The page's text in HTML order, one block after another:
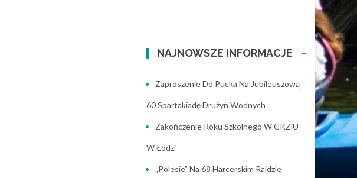
NAJNOWSZE INFORMACJE
Zaproszenie Do Pucka Na Jubileuszową
60 Spartakiadę Drużyn Wodnych
Zakończenie Roku Szkolnego W CKZiU
W Łodzi
„Polesie” Na 68 Harcerskim Rajdzie